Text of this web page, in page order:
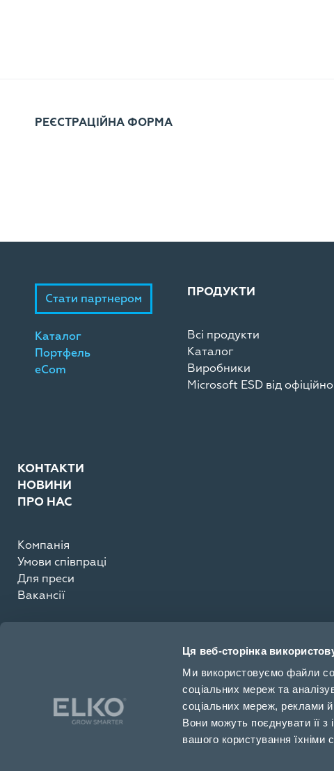
Ця веб-сторінка
Ми використовуємо файли
соціальних мереж та
соціальних мереж, реклами
Вони можуть поєднувати її
вашого користування їхніми
РЕЄСТРАЦІЙНА ФОРМА
Стати партнером
Каталог
Портфель
eCom
ПРОДУКТИ
Всі продукти
Каталог
Виробники
Microsoft ESD від
КОНТАКТИ
НОВИНИ
ПРО НАС
Компанія
Умови співпраці
Для преси
Вакансії
03195, Київ